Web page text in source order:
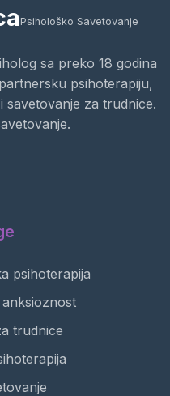
Psihološko Savetovanje
sa preko 18 godina
psihoterapiju,
savetovanje za trudnice.
psihoterapija
trudnice